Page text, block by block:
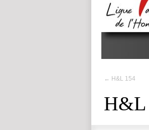
← H&L 154
H&L